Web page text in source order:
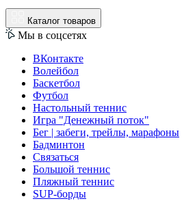
Каталог товаров
Мы в соцсетях
ВКонтакте
Волейбол
Баскетбол
Футбол
Настольный теннис
Игра "Денежный поток"
Бег | забеги, трейлы, марафоны
Бадминтон
Связаться
Большой теннис
Пляжный теннис
SUP-борды